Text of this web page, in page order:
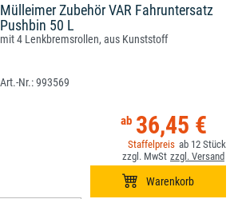
Mülleimer Zubehör VAR Fahruntersatz
Pushbin 50 L
mit 4 Lenkbremsrollen, aus Kunststoff
993569
36,45 €
12